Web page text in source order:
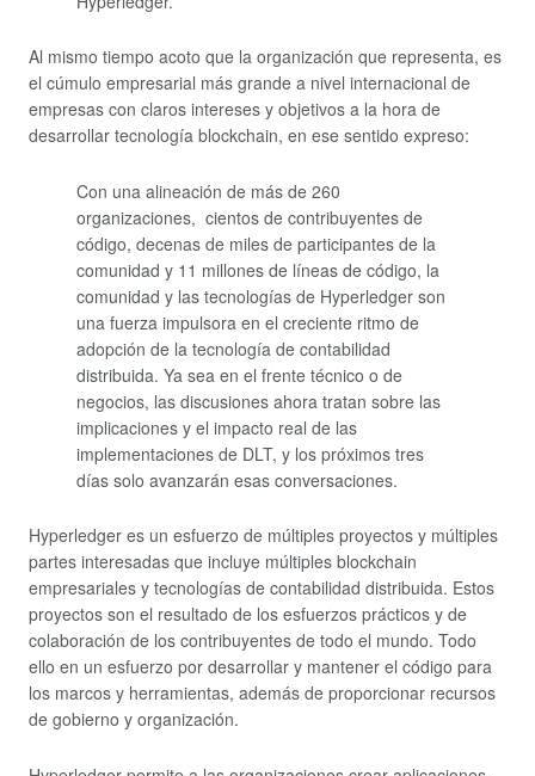
Al mismo tiempo acoto que la organización que representa, es
el cúmulo empresarial más grande a nivel internacional de
empresas con claros intereses y objetivos a la hora de
desarrollar tecnología blockchain, en ese sentido expreso:
Con una alineación de más de 260
organizaciones, cientos de contribuyentes de
código, decenas de miles de participantes de la
comunidad y 11 millones de líneas de código, la
comunidad y las tecnologías de Hyperledger son
una fuerza impulsora en el creciente ritmo de
adopción de la tecnología de contabilidad
distribuida. Ya sea en el frente técnico o de
negocios, las discusiones ahora tratan sobre las
implicaciones y el impacto real de las
implementaciones de DLT, y los próximos tres
días solo avanzarán esas conversaciones.
Hyperledger es un esfuerzo de múltiples proyectos y múltiples
partes interesadas que incluye múltiples blockchain
empresariales y tecnologías de contabilidad distribuida. Estos
proyectos son el resultado de los esfuerzos prácticos y de
colaboración de los contribuyentes de todo el mundo. Todo
ello en un esfuerzo por desarrollar y mantener el código para
los marcos y herramientas, además de proporcionar recursos
de gobierno y organización.